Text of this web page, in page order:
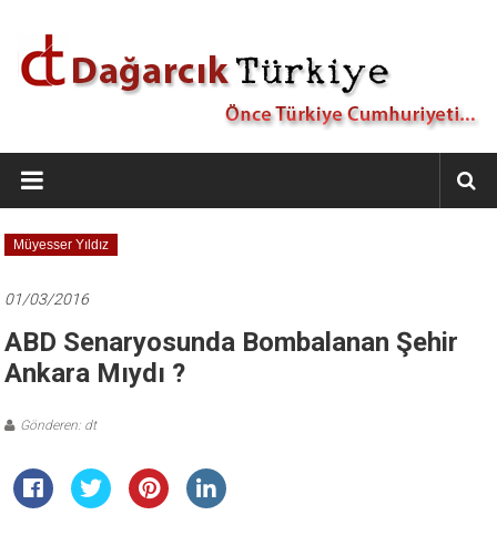
Dağarcık
Türkiye
Önce
Türkiye
Müyesser Yıldız
01/03/2016
ABD Senaryosunda Bombalanan Şehir
Ankara Mıydı ?
Gönderen: dt